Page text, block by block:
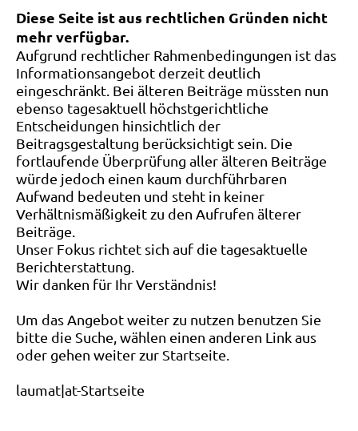
Diese Seite ist aus rechtlichen Gründen nicht
mehr verfügbar.
Aufgrund rechtlicher Rahmenbedingungen ist das
Informationsangebot derzeit deutlich
eingeschränkt. Bei älteren Beiträge müssten nun
ebenso tagesaktuell höchstgerichtliche
Entscheidungen hinsichtlich der
Beitragsgestaltung berücksichtigt sein. Die
fortlaufende Überprüfung aller älteren Beiträge
würde jedoch einen kaum durchführbaren
Aufwand bedeuten und steht in keiner
Verhältnismäßigkeit zu den Aufrufen älterer
Beiträge.
Unser Fokus richtet sich auf die tagesaktuelle
Berichterstattung.
Wir danken für Ihr Verständnis!
Um das Angebot weiter zu nutzen benutzen Sie
bitte die Suche, wählen einen anderen Link aus
oder gehen weiter zur Startseite.
laumat|at-Startseite